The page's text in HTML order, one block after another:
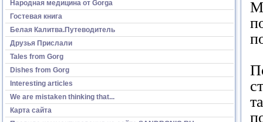
Народная медицина от Gorga
Гостевая книга
Белая Калитва.Путеводитель
Друзья Прислали
Tales from Gorg
Dishes from Gorg
Interesting articles
We are mistaken thinking that...
Карта сайта